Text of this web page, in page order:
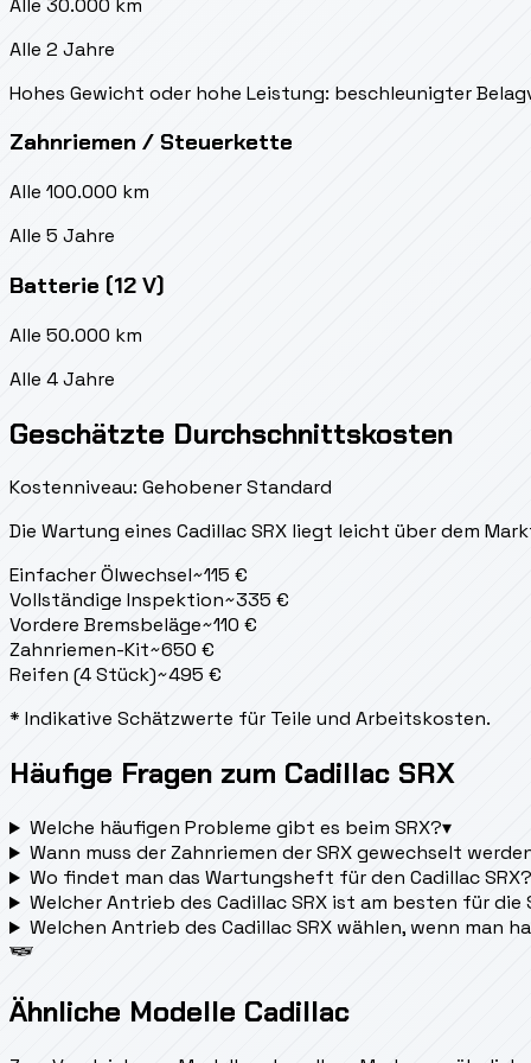
Alle 30.000 km
Alle 2 Jahre
Hohes Gewicht oder hohe Leistung: beschleunigter
Zahnriemen / Steuerkette
Alle 100.000 km
Alle 5 Jahre
Batterie (12 V)
Alle 50.000 km
Alle 4 Jahre
Geschätzte Durchschnittskosten
Kostenniveau: Gehobener Standard
Die Wartung eines Cadillac SRX liegt leicht über dem
Einfacher Ölwechsel~115 €
Vollständige Inspektion~335 €
Vordere Bremsbeläge~110 €
Zahnriemen-Kit~650 €
Reifen (4 Stück)~495 €
* Indikative Schätzwerte für Teile und Arbeitskosten.
Häufige Fragen zum Cadillac SRX
Welche häufigen Probleme gibt es beim SRX?▾
Wann muss der Zahnriemen der SRX gewechselt
Wo findet man das Wartungsheft für den Cadillac SRX?
Welcher Antrieb des Cadillac SRX ist am besten für
Welchen Antrieb des Cadillac SRX wählen, wenn man
Ähnliche Modelle Cadillac